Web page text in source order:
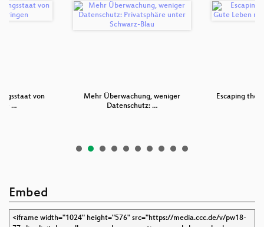
von
…
Mehr Überwachung, weniger
Datenschutz: …
Escaping the
Embed